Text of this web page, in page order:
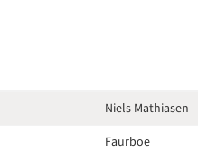
Niels Mathiasen
Faurboe